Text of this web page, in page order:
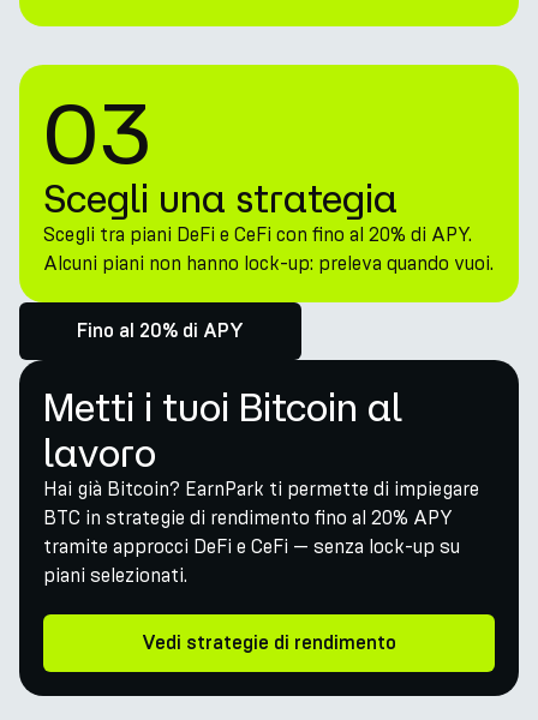
03
Scegli una strategia
Scegli tra piani DeFi e CeFi con fino al 20% di APY.
Alcuni piani non hanno lock-up: preleva quando vuoi.
Fino al 20% di APY
Metti i tuoi Bitcoin al
lavoro
Hai già Bitcoin? EarnPark ti permette di impiegare
BTC in strategie di rendimento fino al 20% APY
tramite approcci DeFi e CeFi — senza lock-up su
piani selezionati.
Vedi strategie di rendimento